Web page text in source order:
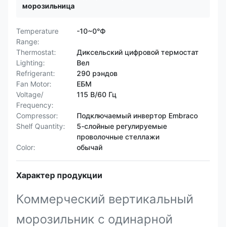
морозильница
Temperature
Range:
-10~0°Ф
Thermostat:
Диксельский цифровой термостат
Lighting:
Вел
Refrigerant:
290 рэндов
Fan Motor:
ЕБМ
Voltage/
Frequency:
115 В/60 Гц
Compressor:
Подключаемый инвертор Embraco
Shelf Quantity:
5-слойные регулируемые
проволочные стеллажи
Color:
обычай
Характер продукции
Коммерческий вертикальный
морозильник с одинарной